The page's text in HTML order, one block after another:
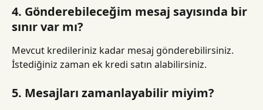
4. Gönderebileceğim mesaj sayısında bir
sınır var mı?
Mevcut kredileriniz kadar mesaj gönderebilirsiniz.
İstediğiniz zaman ek kredi satın alabilirsiniz.
5. Mesajları zamanlayabilir miyim?